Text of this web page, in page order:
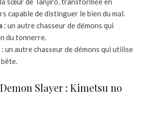
capable de distinguer le bien du mal.
: un autre chasseur de démons qui
du tonnerre.
: un autre chasseur de démons qui utilise
Slayer : Kimetsu no